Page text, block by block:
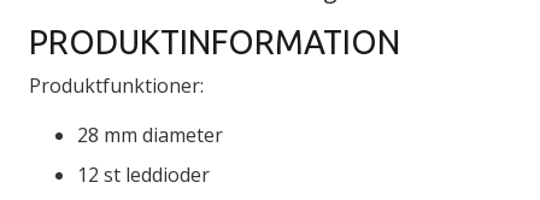
PRODUKTINFORMATION
Produktfunktioner:
28 mm diameter
12 st leddioder